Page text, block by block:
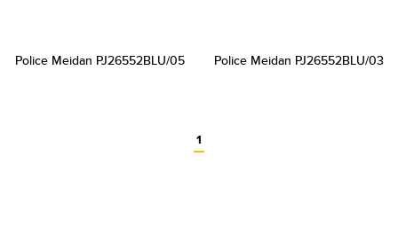
Police Meidan PJ26552BLU/05 Police Meidan PJ26552BLU/03
1